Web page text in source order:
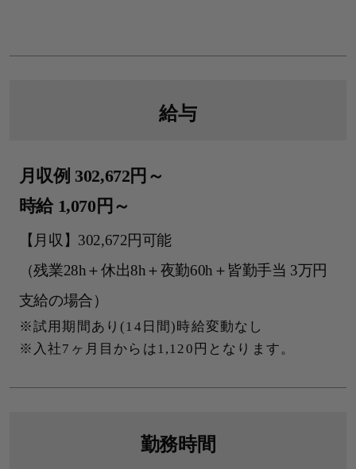
給与
月収例 302,672円～
時給 1,070円～
【月収】302,672円可能
（残業28h＋休出8h＋夜勤60h＋皆勤手当 3万円
支給の場合）
試用期間あり(14日間)時給変動なし
入社7ヶ月目からは1,120円となります。
勤務時間